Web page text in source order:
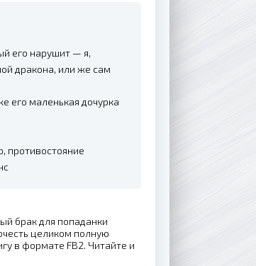
его нарушит — я,
дракона, или же сам
его маленькая дочурка
противостояние
брак для попаданки
целиком полную
в формате FB2. Читайте и